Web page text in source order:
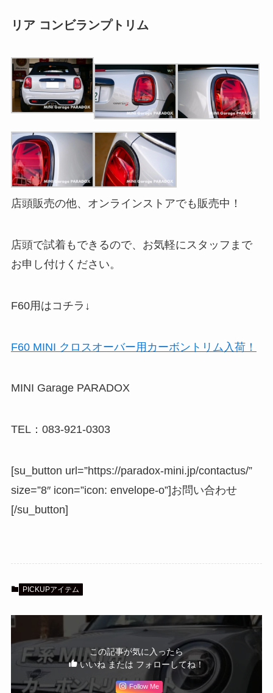
リア コンビランプトリム
店頭販売の他、オンラインストアでも販売中！
店頭で試着もできるので、お気軽にスタッフまで
お申し付けください。
F60用はコチラ↓
F60 MINI クロスオーバー用カーボントリム入荷！
MINI Garage PARADOX
TEL：083-921-0303
[su_button url=”https://paradox-mini.jp/contactus/”
size=”8″ icon=”icon: envelope-o”]お問い合わせ
[/su_button]
PICKUPアイテム
この記事が気に入ったら
いいね または フォローしてね！
Follow Me